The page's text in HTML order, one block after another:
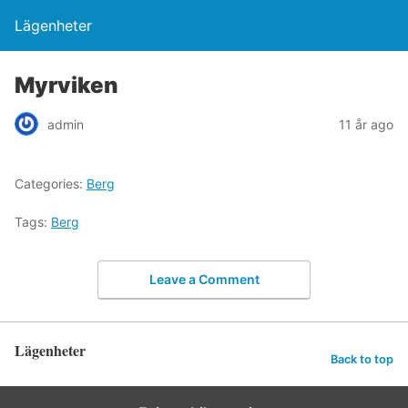
Lägenheter
Myrviken
admin 11 år ago
Categories: Berg
Tags: Berg
Leave a Comment
Lägenheter Back to top